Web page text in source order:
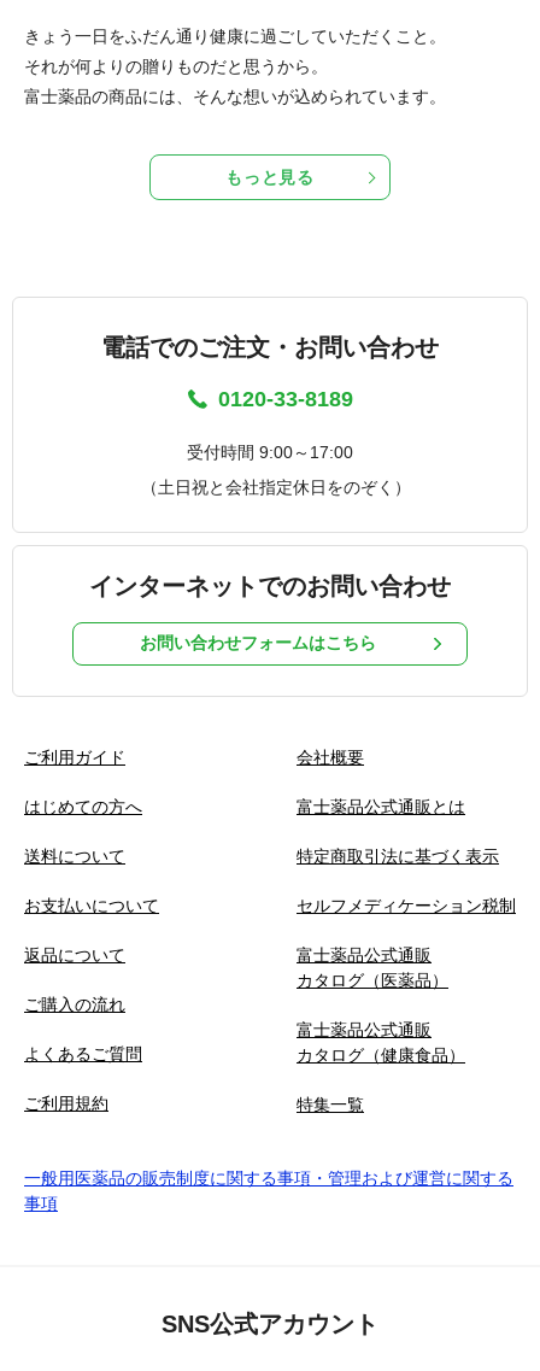
きょう一日をふだん通り健康に過ごしていただくこと。
それが何よりの贈りものだと思うから。
富士薬品の商品には、そんな想いが込められています。
もっと見る
電話でのご注文・お問い合わせ
0120-33-8189
受付時間 9:00～17:00
（土日祝と会社指定休日をのぞく）
インターネットでのお問い合わせ
お問い合わせフォームはこちら
ご利用ガイド
はじめての方へ
送料について
お支払いについて
返品について
ご購入の流れ
よくあるご質問
ご利用規約
会社概要
富士薬品公式通販とは
特定商取引法に基づく表示
セルフメディケーション税制
富士薬品公式通販
カタログ（医薬品）
富士薬品公式通販
カタログ（健康食品）
特集一覧
一般用医薬品の販売制度に関する事項・管理および運営に関する
事項
SNS公式アカウント